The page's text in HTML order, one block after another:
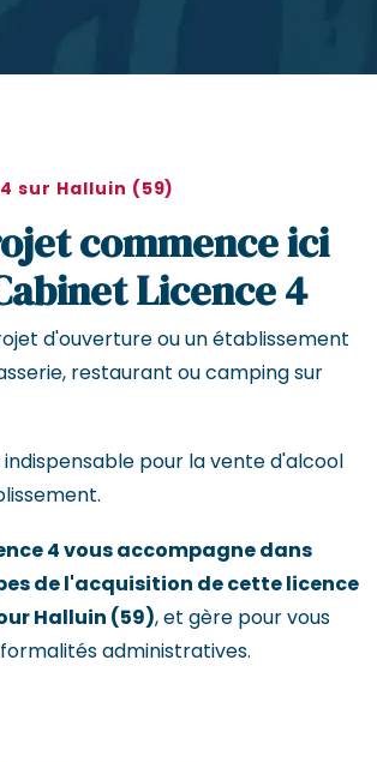
sur Halluin (59)
commence ici
Licence 4
d'ouverture ou un établissement
restaurant ou camping sur
pour la vente d'alcool
4 vous accompagne dans
de l'acquisition de cette licence
Halluin (59), et gère pour vous
administratives.